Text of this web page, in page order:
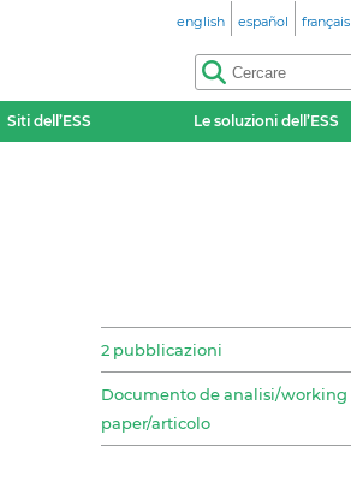
english español français
Siti dell’ESS Le soluzioni dell’ESS
2 pubblicazioni
Documento de analisi/working
paper/articolo